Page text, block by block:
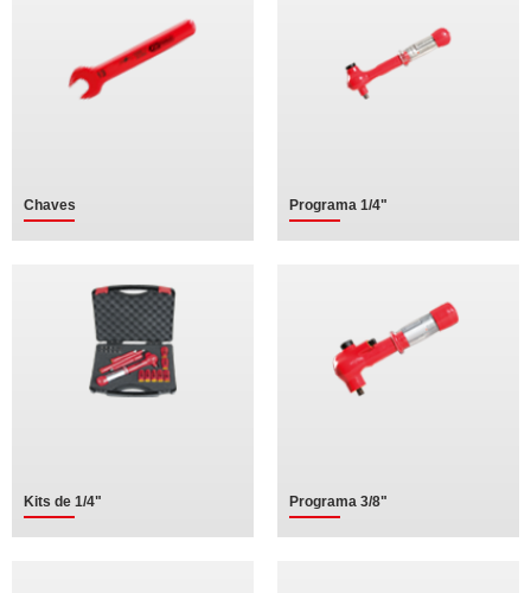
Chaves Programa 1/4"
Kits de 1/4" Programa 3/8"